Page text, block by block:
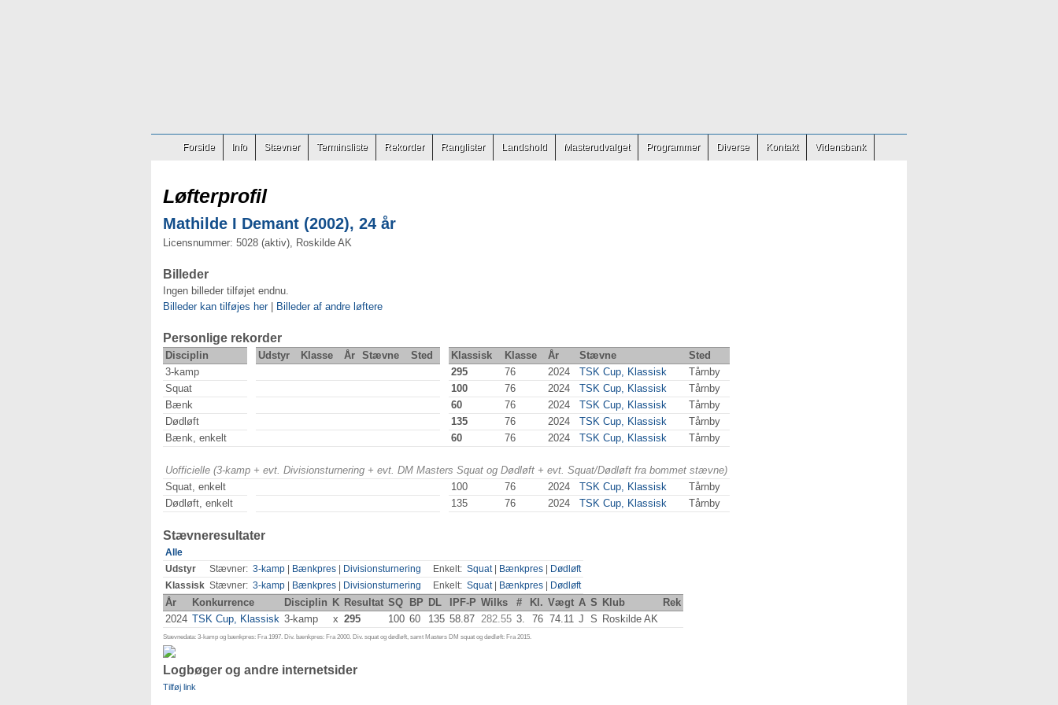
Forside Info Stævner Terminsliste Rekorder Ranglister Landshold Masterudvalget Programmer Diverse Kontakt Vidensbank
Løfterprofil
Mathilde I Demant (2002), 24 år
Licensnummer: 5028 (aktiv), Roskilde AK
Billeder
Ingen billeder tilføjet endnu.
Billeder kan tilføjes her| Billeder af andre løftere
Personlige rekorder
Disciplin Udstyr Klasse År Stævne Sted Klassisk Klasse År Stævne
Sted
3-kamp
295 76 2024 TSK Cup, Klassisk
Tårnby
Squat
100 76 2024 TSK Cup, Klassisk
Tårnby
Bænk
60 76 2024 TSK Cup, Klassisk
Tårnby
Dødløft
135 76 2024 TSK Cup, Klassisk
Tårnby
Bænk, enkelt
60 76 2024 TSK Cup, Klassisk Tårnby
Uofficielle (3-kamp + evt. Divisionsturnering + evt. DM Masters Squat og Dødløft + evt. Squat/Dødløft fra bommet stævne)
Squat, enkelt
100 76 2024 TSK Cup, Klassisk
Tårnby
Dødløft, enkelt
135 76 2024 TSK Cup, Klassisk Tårnby
Stævneresultater
Alle
Udstyr
Stævner: 3-kamp Bænkpres Divisionsturnering Enkelt: Squat| Bænkpres
Dødløft
Klassisk Stævner: 3-kamp Bænkpres Divisionsturnering Enkelt: Squat| Bænkpres Dødløft
År Konkurrence Disciplin K Resultat SQ BP DL IPF-P Wilks # Kl. Vægt A S Klub
Rek
2024 TSK Cup, Klassisk 3-kamp x 295 100 60 135 58.87 282.55 3. 76 74.11 J S Roskilde AK
Stævnedata: 3-kamp og bænkpres: Fra 1997. Div. bænkpres: Fra 2000. Div. squat og dødløft, samt Masters DM squat og dødløft: Fra 2015.
Logbøger og andre internetsider
Tilføj link